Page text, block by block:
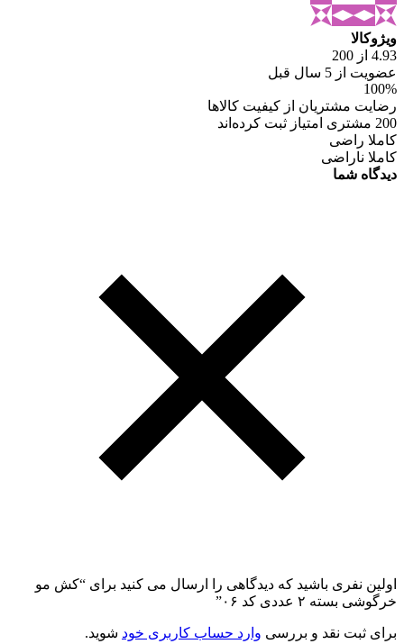
ویژوکالا
4.93 از 200
عضویت از 5 سال قبل
100%
رضایت مشتریان از کیفیت کالاها
200 مشتری امتیاز ثبت کرده‌اند
کاملا راضی
کاملا ناراضی
دیدگاه شما
اولین نفری باشید که دیدگاهی را ارسال می کنید برای “کش مو
خرگوشی بسته ۲ عددی کد ۰۶”
برای ثبت نقد و بررسی وارد حساب کاربری خود شوید.